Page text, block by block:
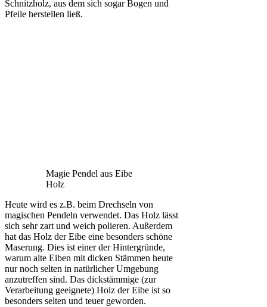
Schnitzholz, aus dem sich sogar Bogen und
Pfeile herstellen ließ.
Magie Pendel aus Eibe
Holz
Heute wird es z.B. beim Drechseln von
magischen Pendeln verwendet. Das Holz lässt
sich sehr zart und weich polieren. Außerdem
hat das Holz der Eibe eine besonders schöne
Maserung. Dies ist einer der Hintergründe,
warum alte Eiben mit dicken Stämmen heute
nur noch selten in natürlicher Umgebung
anzutreffen sind. Das dickstämmige (zur
Verarbeitung geeignete) Holz der Eibe ist so
besonders selten und teuer geworden.